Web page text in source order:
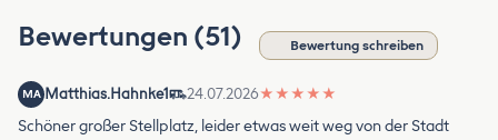
Bewertungen (51) Bewertung schreiben
MA Matthias.Hahnke1 24.07.2026★ ★ ★ ★ ★
Schöner großer Stellplatz, leider etwas weit weg von der Stadt